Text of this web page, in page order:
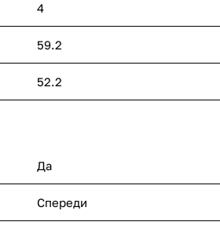
4
59.2
52.2
Да
Спереди